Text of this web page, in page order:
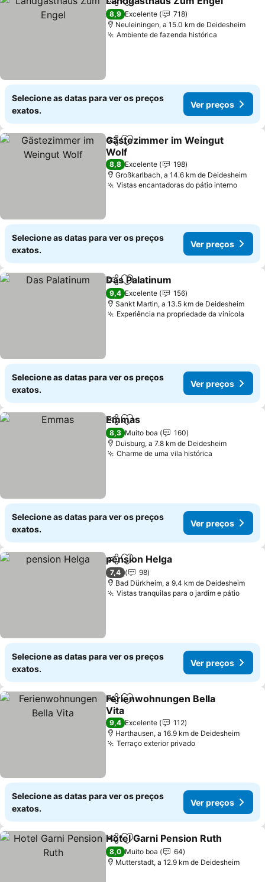
PartilharAdicionar aos favoritos
8,9 Excelente
718
Neuleiningen, a 15.0 km de Deidesheim
Ambiente de fazenda histórica
Selecione as datas para ver os preços
exatos.
Ver preços
PartilharAdicionar aos favoritos
Gästezimmer im Weingut
Wolf
8,8 Excelente
198
Großkarlbach, a 14.6 km de Deidesheim
Vistas encantadoras do pátio interno
Selecione as datas para ver os preços
exatos.
Ver preços
PartilharAdicionar aos favoritos
Das Palatinum
9,4 Excelente
156
Sankt Martin, a 13.5 km de Deidesheim
Experiência na propriedade da vinícola
Selecione as datas para ver os preços
exatos.
Ver preços
PartilharAdicionar aos favoritos
Emmas
8,3 Muito boa
160
Duisburg, a 7.8 km de Deidesheim
Charme de uma vila histórica
Selecione as datas para ver os preços
exatos.
Ver preços
PartilharAdicionar aos favoritos
pension Helga
7,4
98
Bad Dürkheim, a 9.4 km de Deidesheim
Vistas tranquilas para o jardim e pátio
Selecione as datas para ver os preços
exatos.
Ver preços
PartilharAdicionar aos favoritos
Ferienwohnungen Bella
Vita
9,4 Excelente
112
Harthausen, a 16.9 km de Deidesheim
Terraço exterior privado
Selecione as datas para ver os preços
exatos.
Ver preços
PartilharAdicionar aos favoritos
Hotel Garni Pension Ruth
8,0 Muito boa
64
Mutterstadt, a 12.9 km de Deidesheim